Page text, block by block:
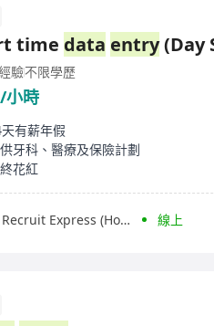
time data entry(Day
驗不限學歷
小時
有薪年假
牙科、醫療及保險計劃
花紅
Recruit Express (Hong Kong) Limited 線上